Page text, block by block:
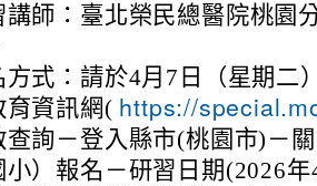
講師：臺北榮民總醫院桃園
方式：請於4月7日（星期二
育資訊網( https://
查詢－登入縣市(桃園市)－
小）報名－研習日期(2026